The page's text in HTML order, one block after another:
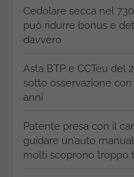
Cedolare secca nel
può ridurre bonus e
davvero
Asta BTP e CCTeu del
sotto osservazione con
anni
Patente presa con il
guidare un’auto
molti scoprono troppo